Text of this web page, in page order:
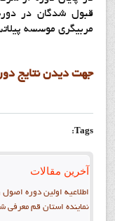
قبول شدگان در
مربيگري موسسه
جهت ديدن نتايج
Tags:
آخرین مقالات
اطلاعيه اولين دوره
نماينده استان قم معرفي